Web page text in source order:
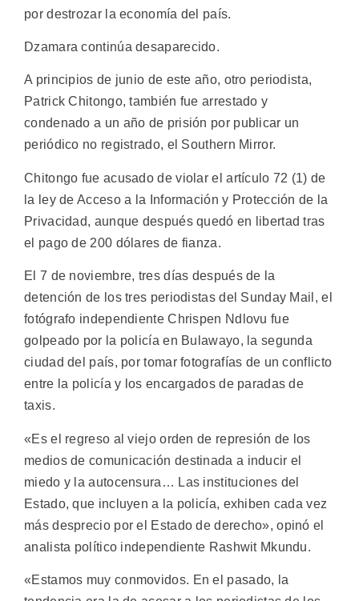
por destrozar la economía del país.
Dzamara continúa desaparecido.
A principios de junio de este año, otro periodista,
Patrick Chitongo, también fue arrestado y
condenado a un año de prisión por publicar un
periódico no registrado, el Southern Mirror.
Chitongo fue acusado de violar el artículo 72 (1) de
la ley de Acceso a la Información y Protección de la
Privacidad, aunque después quedó en libertad tras
el pago de 200 dólares de fianza.
El 7 de noviembre, tres días después de la
detención de los tres periodistas del Sunday Mail, el
fotógrafo independiente Chrispen Ndlovu fue
golpeado por la policía en Bulawayo, la segunda
ciudad del país, por tomar fotografías de un conflicto
entre la policía y los encargados de paradas de
taxis.
«Es el regreso al viejo orden de represión de los
medios de comunicación destinada a inducir el
miedo y la autocensura… Las instituciones del
Estado, que incluyen a la policía, exhiben cada vez
más desprecio por el Estado de derecho», opinó el
analista político independiente Rashwit Mkundu.
«Estamos muy conmovidos. En el pasado, la